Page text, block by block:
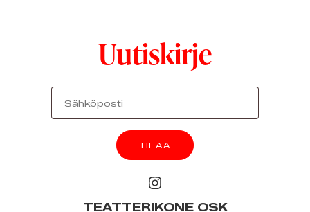
Uutiskirje
TEATTERIKONE OSK